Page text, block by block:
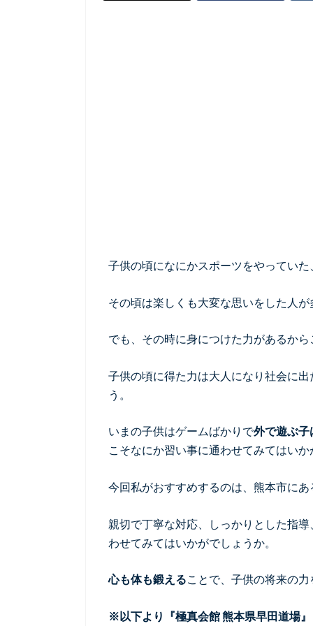
子供の頃になにかスポーツをやってい
その頃は楽しくも大変な思いをした人
でも、その時に身につけた力があるか
子供の頃に得た力は大人になり社会に
う。
いまの子供はゲームばかりで外で遊ぶ子
こそなにか習い事に通わせてみてはい
今回私がおすすめするのは、熊本市にあ
親切で丁寧な対応、しっかりとした指
わせてみてはいかがでしょうか。
心も体も鍛えることで、子供の将来の
※以下より『極真会館 熊本県早田道場